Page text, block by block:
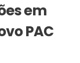
em
PAC